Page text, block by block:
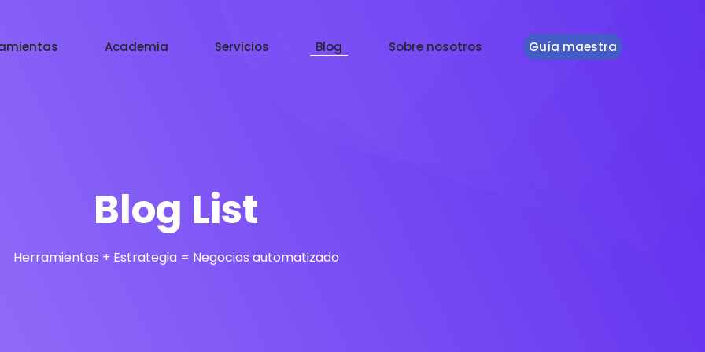
Academia Servicios Blog Sobre nosotros Guía maestra
Blog List
Herramientas + Estrategia = Negocios automatizado